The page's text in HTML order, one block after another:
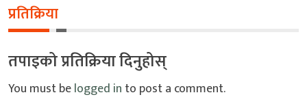
प्रतिक्रिया
तपाइको प्रतिक्रिया दिनुहोस्
You must belogged in to post a comment.